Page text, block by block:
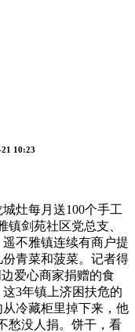
10:23
灶每月送100个手工
镇剑苑社区党总支、
不雅镇连续有商户提
青菜和菠菜。记者得
爱心商家捐赠的食
3年镇上济困扶危的
冷藏柜里掉下来，他
愁没人捐。饼干，看